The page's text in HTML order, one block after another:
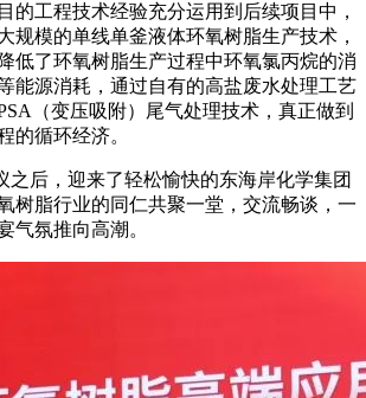
的工程技术经验充分运用到后续项目中，
规模的单线单釜液体环氧树脂生产技术，
低了环氧树脂生产过程中环氧氯丙烷的消
能源消耗，通过自有的高盐废水处理工艺
（变压吸附）尾气处理技术，真正做到
的循环经济。
后，迎来了轻松愉快的东海岸化学集团
树脂行业的同仁共聚一堂，交流畅谈，一
气氛推向高潮。